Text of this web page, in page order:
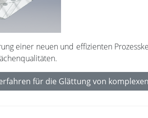
einer neuen und effizienten
für die Glättung von